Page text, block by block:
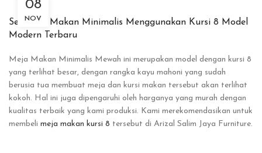
08
NOV
Set Meja Makan Minimalis Menggunakan Kursi 8 Model
Modern Terbaru
Meja Makan Minimalis Mewah ini merupakan model dengan kursi 8
yang terlihat besar, dengan rangka kayu mahoni yang sudah
berusia tua membuat meja dan kursi makan tersebut akan terlihat
kokoh. Hal ini juga dipengaruhi oleh harganya yang murah dengan
kualitas terbaik yang kami produksi. Kami merekomendasikan untuk
membeli meja makan kursi 8 tersebut di Arizal Salim Jaya Furniture.